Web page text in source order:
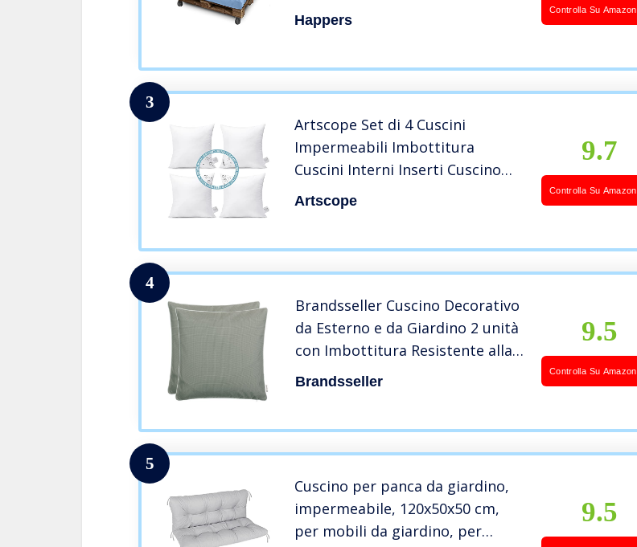
colore Blu Cielo
Happers
Controlla Su Amazon
3
Artscope Set di 4 Cuscini
Impermeabili Imbottitura
Cuscini Interni Inserti Cuscino
Decorativo di Lusso Set di
Cuscini Premium per Camera da
Artscope
9.7
Controlla Su Amazon
4
Brandsseller Cuscino Decorativo
da Esterno e da Giardino 2 unità
con Imbottitura Resistente alla
sporcizia e Impermeabile con
Brandsseller
9.5
Controlla Su Amazon
5
Cuscino per panca da giardino,
impermeabile, 120x50x50 cm,
per mobili da giardino, per
9.5